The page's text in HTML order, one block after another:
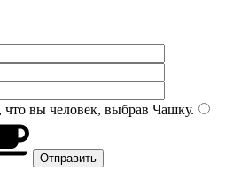
вы человек, выбрав Чашку.